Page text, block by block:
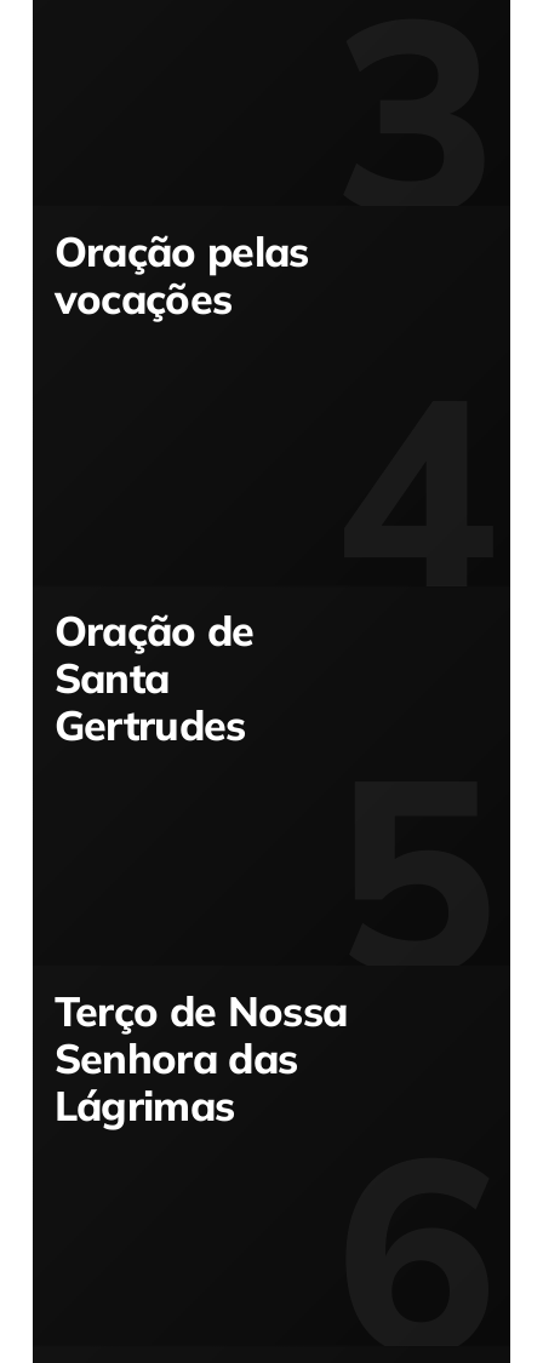
Oração pelas
vocações
Oração de
Santa
Gertrudes
Terço de Nossa
Senhora das
Lágrimas